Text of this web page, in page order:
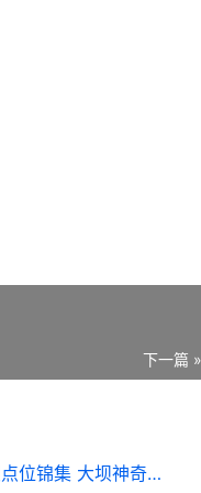
下一篇 »
三角洲行动神奇旅行袋大坝点位锦集 大坝神奇旅行袋全收集策略 三角洲行动神奇旅行袋